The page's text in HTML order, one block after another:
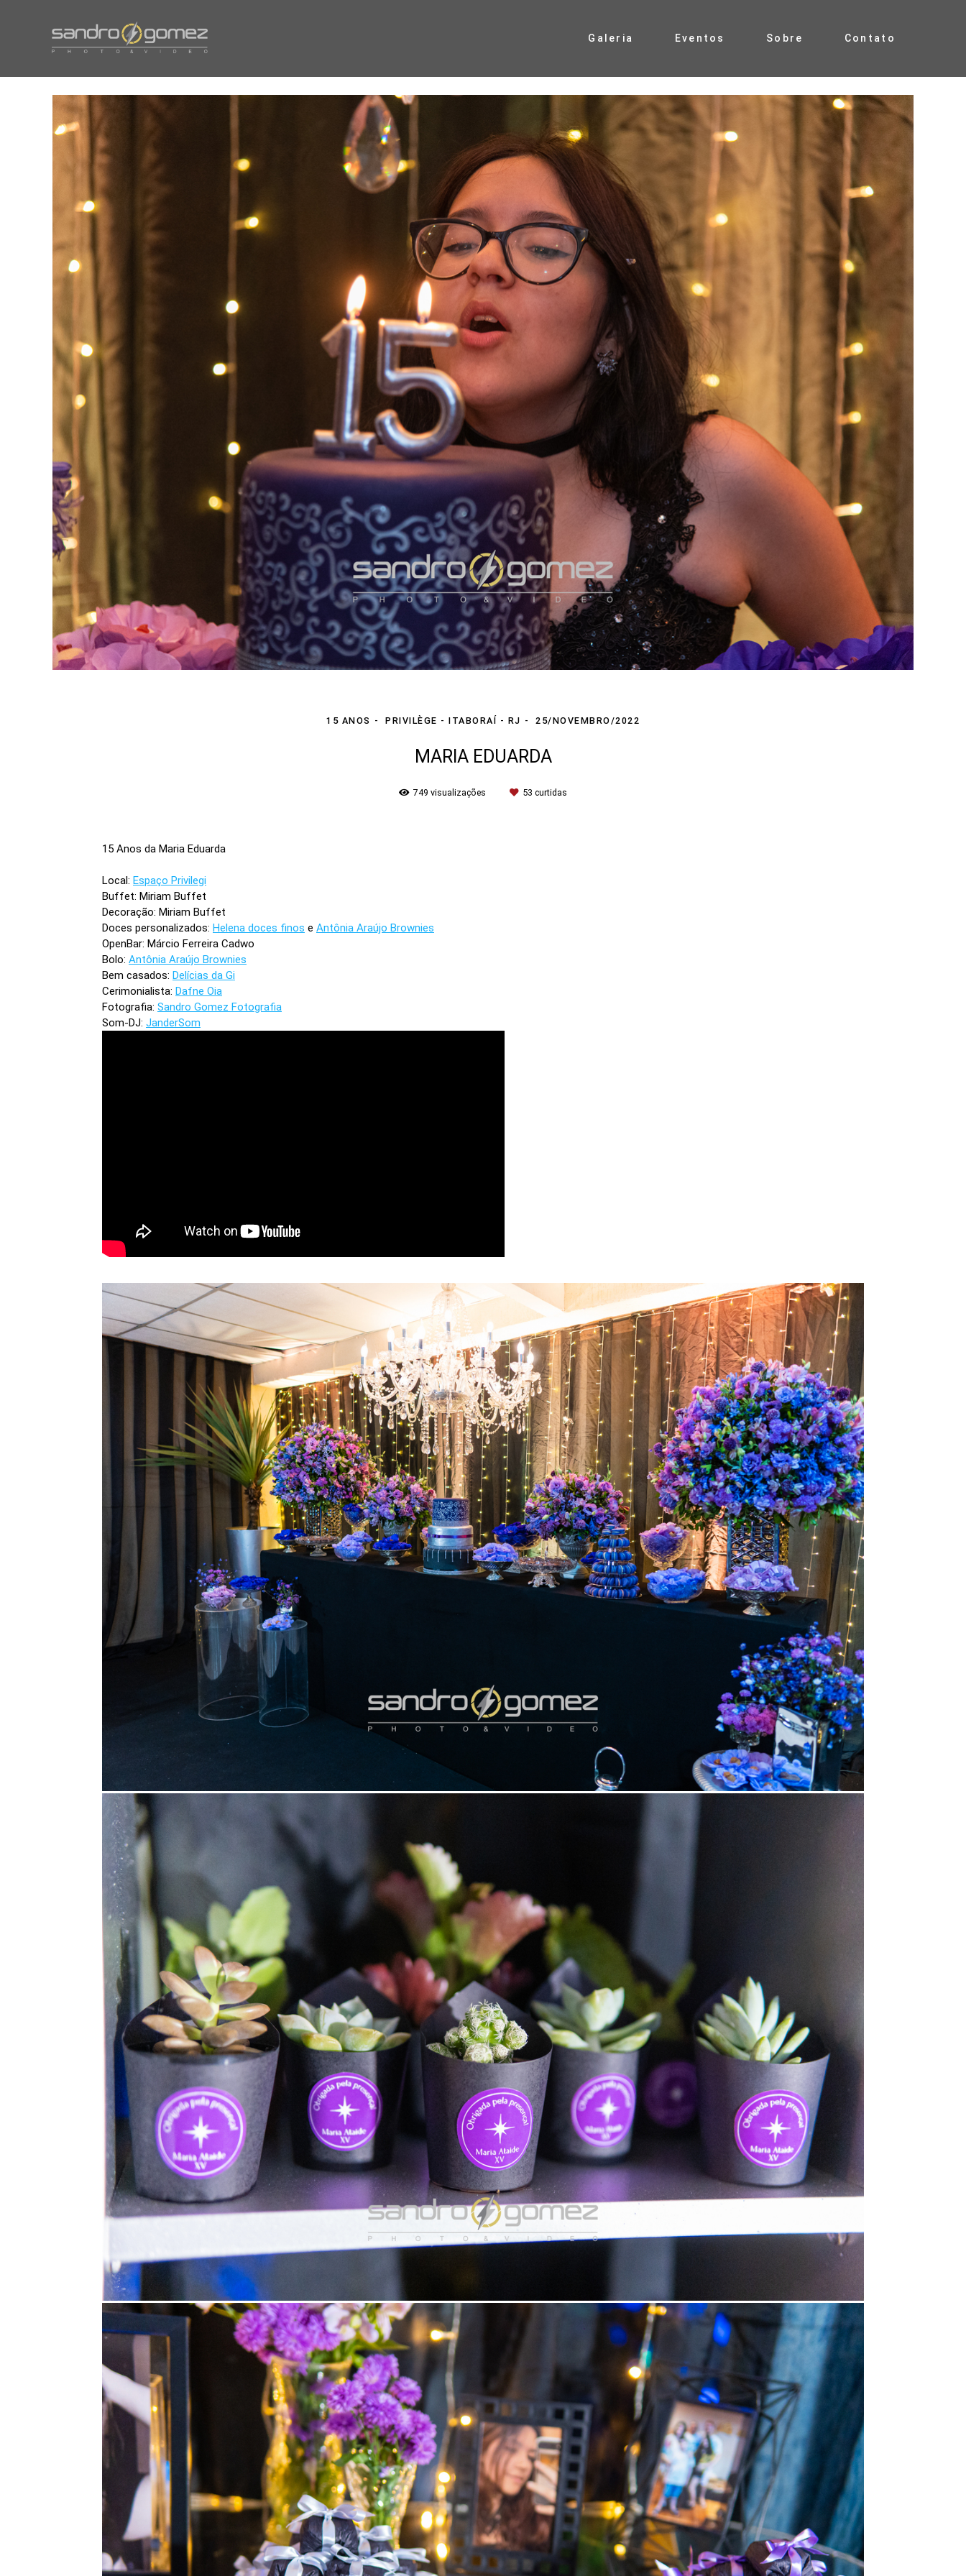
Galeria Eventos Sobre Contato
15 ANOS PRIVILÈGE - ITABORAÍ - RJ 25/NOVEMBRO/2022
MARIA EDUARDA
749 visualizações 53 curtidas
15 Anos da Maria Eduarda
Local: Espaço Privilegi
Buffet: Miriam Buffet
Decoração: Miriam Buffet
Doces personalizados: Helena doces finos e Antônia Araújo Brownies
OpenBar: Márcio Ferreira Cadwo
Bolo: Antônia Araújo Brownies
Bem casados: Delícias da Gi
Cerimonialista: Dafne Oia
Fotografia: Sandro Gomez Fotografia
Som-DJ: JanderSom